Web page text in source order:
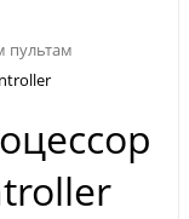
пультам